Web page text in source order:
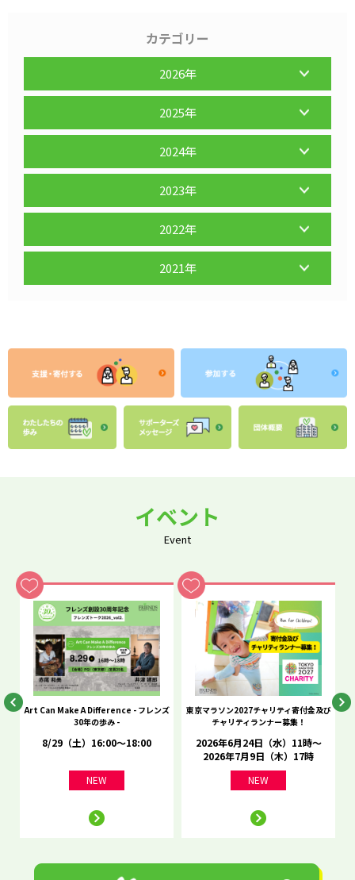
カテゴリー
2026年
2025年
2024年
2023年
2022年
2021年
イベント
Event
Art Can Make A Difference - フレンズ
30年の歩み -
8/29（土）16:00～18:00
NEW
東京マラソン2027チャリティ寄付金及び
チャリティランナー募集！
2026年6月24日（水）11時～
2026年7月9日（木）17時
NEW